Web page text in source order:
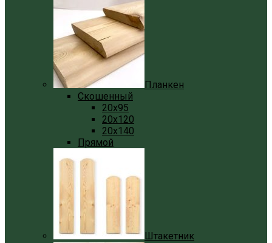
Планкен
Скошенный
20x95
20x120
20x140
Прямой
Штакетник